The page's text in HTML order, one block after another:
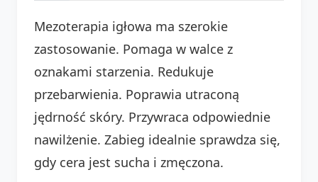
Mezoterapia igłowa ma szerokie
zastosowanie. Pomaga w walce z
oznakami starzenia. Redukuje
przebarwienia. Poprawia utraconą
jędrność skóry. Przywraca odpowiednie
nawilżenie. Zabieg idealnie sprawdza się,
gdy cera jest sucha i zmęczona.